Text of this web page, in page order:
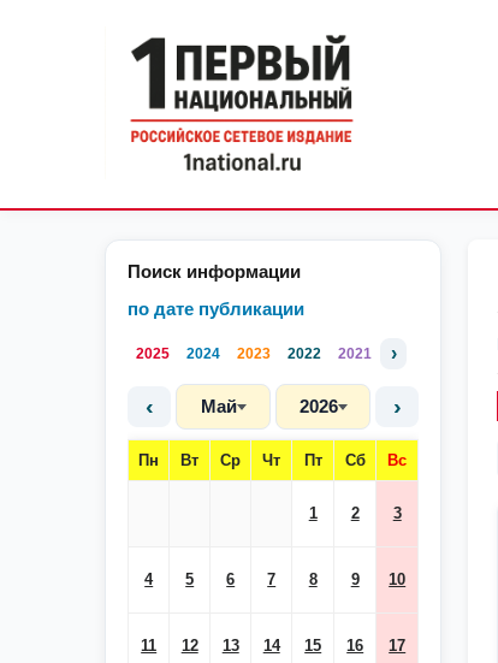
Поиск информации
по дате публикации
2025 2024 2023 2022 2021 ›
‹ Май 2026 ›
Пн Вт Ср Чт Пт Сб Вс
1 2 3
4 5 6 7 8 9 10
11 12 13 14 15 16 17